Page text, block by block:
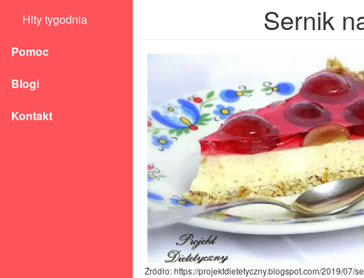
Hity tygodnia
Pomoc
Blogi
Kontakt
Sernik
Źródło: https://projektdietetyczny.blogspot.com/2019/07/